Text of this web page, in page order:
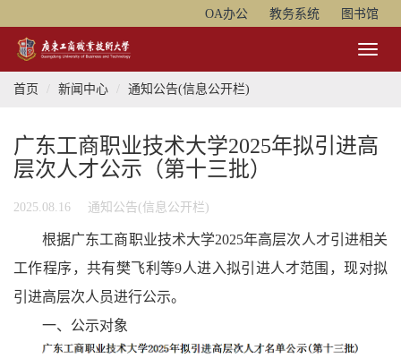
OA办公 教务系统 图书馆
Toggle
首页
新闻中心 通知公告(信息公开栏)
广东工商职业技术大学2025年拟引进高
层次人才公示（第十三批）
2025.08.16 通知公告(信息公开栏)
根据广东工商职业技术大学2025年高层次人才引进相关
工作程序，共有樊飞利等9人进入拟引进人才范围，现对拟
引进高层次人员进行公示。
一、公示对象